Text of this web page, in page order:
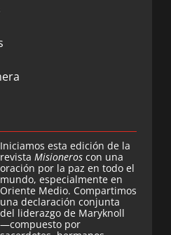
Iniciamos esta edición de la
revista Misioneros con una
oración por la paz en todo el
mundo, especialmente en
Oriente Medio. Compartimos
una declaración conjunta
del liderazgo de Maryknoll
—compuesto por